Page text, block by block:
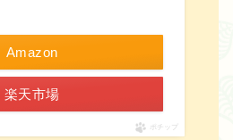
Amazon
楽天市場
ポチップ